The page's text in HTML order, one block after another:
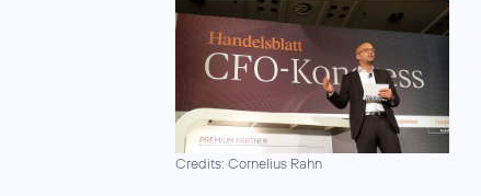
Credits: Cornelius Rahn